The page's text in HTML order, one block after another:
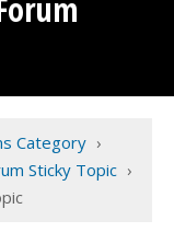
Category ›
Sticky Topic ›